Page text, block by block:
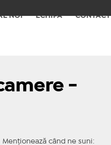
NOI ECHIPA CONTACT
-
Menționează când ne suni: